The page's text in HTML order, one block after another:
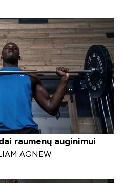
raumenų auginimui
AGNEW